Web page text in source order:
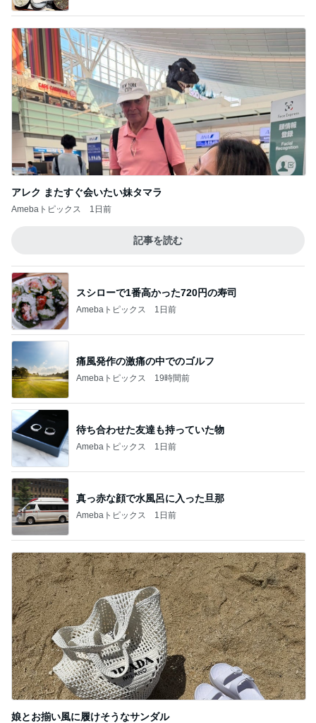
アレク またすぐ会いたい妹タマラ
Amebaトピックス 1日前
記事を読む
スシローで1番高かった720円の寿司
Amebaトピックス 1日前
痛風発作の激痛の中でのゴルフ
Amebaトピックス 19時間前
待ち合わせた友達も持っていた物
Amebaトピックス 1日前
真っ赤な顔で水風呂に入った旦那
Amebaトピックス 1日前
娘とお揃い風に履けそうなサンダル